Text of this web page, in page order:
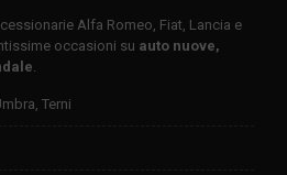
Alfa Romeo, Fiat, Lancia e
occasioni su auto nuove,
Terni